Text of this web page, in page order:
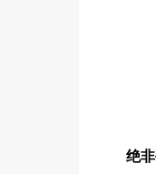
绝